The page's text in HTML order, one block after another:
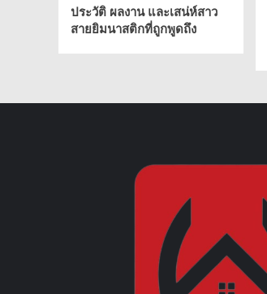
ประวัติ ผลงาน และเสน่ห์สาว
สายยิมนาสติกที่ถูกพูดถึง